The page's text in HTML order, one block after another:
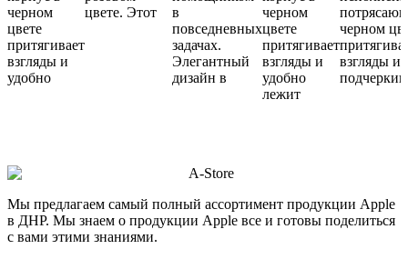
черном
цвете
притягивает
взгляды и
удобно
цвете. Этот
в
повседневных
задачах.
Элегантный
дизайн в
черном
цвете
притягивает
взгляды и
удобно
лежит
черном
взгляды и
Мы предлагаем самый полный ассортимент продукции Apple
в ДНР. Мы знаем о продукции Apple все и готовы поделиться
с вами этими знаниями.